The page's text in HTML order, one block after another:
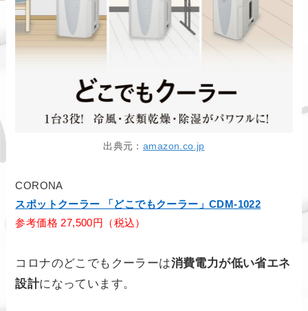
出典元： amazon.co.jp
CORONA
スポットクーラー 「どこでもクーラー」CDM-1022
参考価格 27,500円（税込）
コロナのどこでもクーラーは消費電力が低い省エネ
設計になっています。